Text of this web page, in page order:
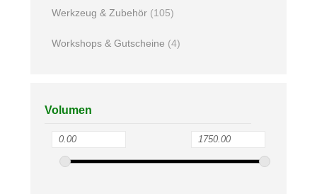
Werkzeug & Zubehör (105)
Workshops & Gutscheine (4)
Volumen